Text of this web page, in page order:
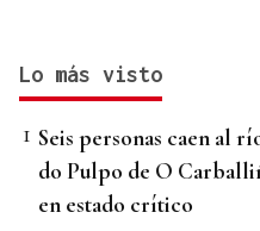
Lo más visto
Seis personas caen al
do Pulpo de O
en estado crítico